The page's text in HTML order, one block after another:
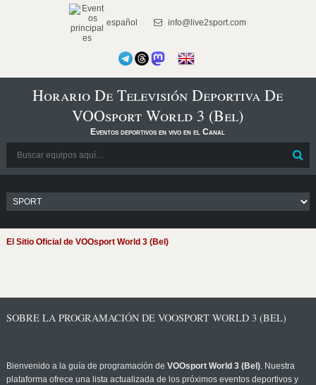
español info@live2sport.com
Horario De Televisión Deportiva De
VOOsport World 3 (Bel)
Eventos deportivos en vivo en el Canal
El Sitio Oficial de VOOsport World 3 (Bel)
SOBRE LA PROGRAMACIÓN DE VOOSPORT WORLD 3 (BEL)
Bienvenido a la guía de programación de VOOsport World 3 (Bel). Nuestra
plataforma ofrece una lista actualizada de los próximos eventos deportivos y